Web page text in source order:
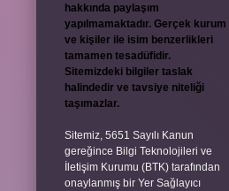
hakkında paylaşım
yapılmamaktadır. Gerçek kurum
ve kişiler ile isim benzerlikleri
tamamen tesadüfidir.
Sitemizdeki bilgiler taslak
halindedir ve tavsiye niteliği
taşımazlar.
Sitemiz, 5651 Sayılı Kanun
gereğince Bilgi Teknolojileri ve
İletişim Kurumu (BTK) tarafından
onaylanmış bir Yer Sağlayıcı